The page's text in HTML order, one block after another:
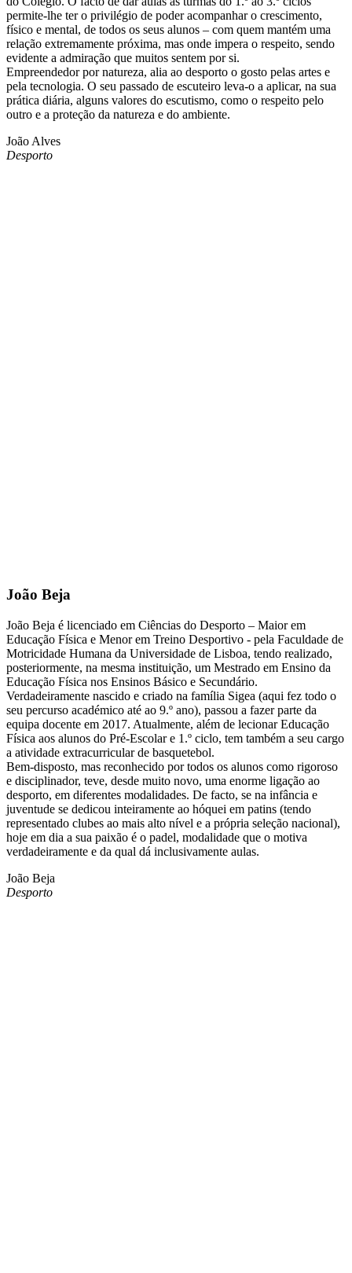
permite-lhe ter o privilégio de poder acompanhar o crescimento,
físico e mental, de todos os seus alunos – com quem mantém uma
relação extremamente próxima, mas onde impera o respeito, sendo
evidente a admiração que muitos sentem por si.
Empreendedor por natureza, alia ao desporto o gosto pelas artes e
pela tecnologia. O seu passado de escuteiro leva-o a aplicar, na sua
prática diária, alguns valores do escutismo, como o respeito pelo
outro e a proteção da natureza e do ambiente.
João Alves
Desporto
João Beja
João Beja é licenciado em Ciências do Desporto – Maior em
Educação Física e Menor em Treino Desportivo - pela Faculdade de
Motricidade Humana da Universidade de Lisboa, tendo realizado,
posteriormente, na mesma instituição, um Mestrado em Ensino da
Educação Física nos Ensinos Básico e Secundário.
Verdadeiramente nascido e criado na família Sigea (aqui fez todo o
seu percurso académico até ao 9.º ano), passou a fazer parte da
equipa docente em 2017. Atualmente, além de lecionar Educação
Física aos alunos do Pré-Escolar e 1.º ciclo, tem também a seu cargo
a atividade extracurricular de basquetebol.
Bem-disposto, mas reconhecido por todos os alunos como rigoroso
e disciplinador, teve, desde muito novo, uma enorme ligação ao
desporto, em diferentes modalidades. De facto, se na infância e
juventude se dedicou inteiramente ao hóquei em patins (tendo
representado clubes ao mais alto nível e a própria seleção nacional),
hoje em dia a sua paixão é o padel, modalidade que o motiva
verdadeiramente e da qual dá inclusivamente aulas.
João Beja
Desporto